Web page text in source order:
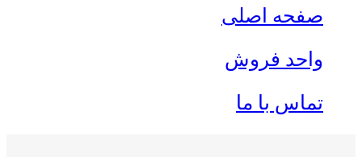
صفحه اصلی
واحد فروش
تماس با ما